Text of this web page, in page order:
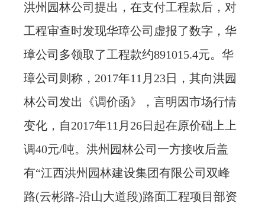
洪州园林公司提出，在支付工程款后，对
工程审查时发现华璋公司虚报了数字，华
璋公司多领取了工程款约891015.4元。华
璋公司则称，2017年11月23日，其向洪园
林公司发出《调价函》，言明因市场行情
变化，自2017年11月26日起在原价础上上
调40元/吨。洪州园林公司一方接收后盖
有“江西洪州园林建设集团有限公司双峰
路(云彬路-沿山大道段)路面工程项目部资